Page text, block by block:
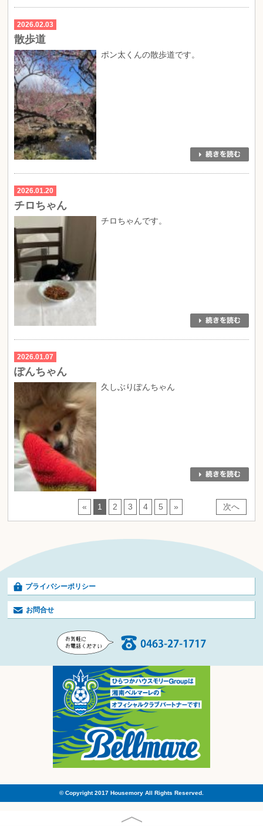
2026.02.03
散歩道
ポン太くんの散歩道です。
2026.01.20
チロちゃん
チロちゃんです。
2026.01.07
ぽんちゃん
久しぶりぽんちゃん
« 1 2 3 4 5 » 次へ
プライバシーポリシー
お問合せ
© Copyright 2017 Housemory All Rights Reserved.